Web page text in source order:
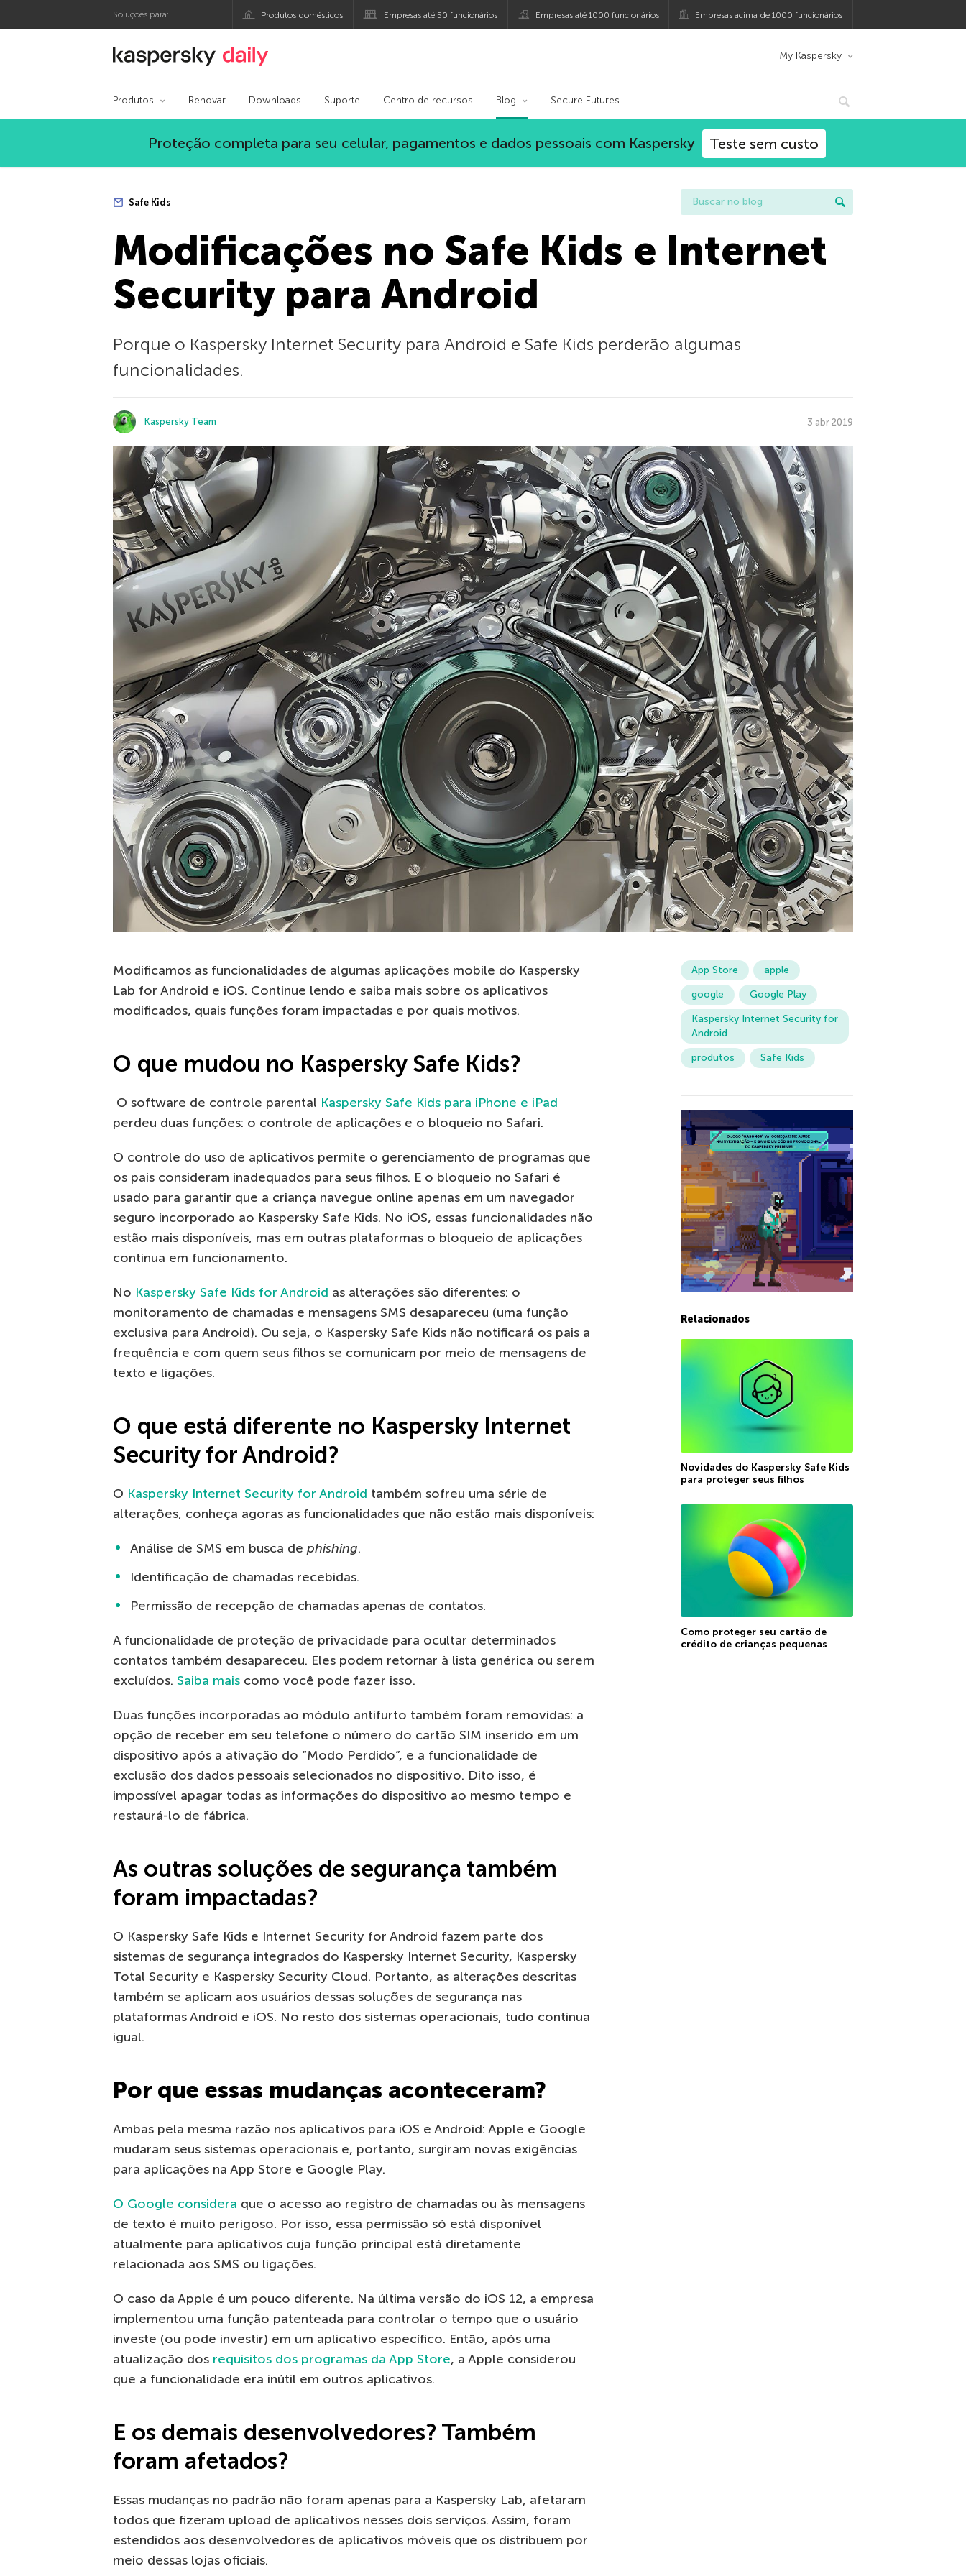
Soluções para: Produtos domésticos Empresas até 50 funcionários Empresas até 1000 funcionários Empresas acima de 1000 funcionários
Blog oficial da Kaspersky My Kaspersky
Produtos Renovar Downloads Suporte Centro de recursos Blog Secure Futures
Proteção completa para seu celular, pagamentos e dados pessoais com Kaspersky Teste sem custo
Safe Kids
Modificações no Safe Kids e Internet
Security para Android
Porque o Kaspersky Internet Security para Android e Safe Kids perderão algumas
funcionalidades.
Kaspersky Team 3 abr 2019
Modificamos as funcionalidades de algumas aplicações mobile do Kaspersky
Lab for Android e iOS. Continue lendo e saiba mais sobre os aplicativos
modificados, quais funções foram impactadas e por quais motivos.
O que mudou no Kaspersky Safe Kids?
O software de controle parental Kaspersky Safe Kids para iPhone e iPad
perdeu duas funções: o controle de aplicações e o bloqueio no Safari.
O controle do uso de aplicativos permite o gerenciamento de programas que
os pais consideram inadequados para seus filhos. E o bloqueio no Safari é
usado para garantir que a criança navegue online apenas em um navegador
seguro incorporado ao Kaspersky Safe Kids. No iOS, essas funcionalidades não
estão mais disponíveis, mas em outras plataformas o bloqueio de aplicações
continua em funcionamento.
No Kaspersky Safe Kids for Android as alterações são diferentes: o
monitoramento de chamadas e mensagens SMS desapareceu (uma função
exclusiva para Android). Ou seja, o Kaspersky Safe Kids não notificará os pais a
frequência e com quem seus filhos se comunicam por meio de mensagens de
texto e ligações.
O que está diferente no Kaspersky Internet
Security for Android?
O Kaspersky Internet Security for Android também sofreu uma série de
alterações, conheça agoras as funcionalidades que não estão mais disponíveis:
Análise de SMS em busca de phishing.
Identificação de chamadas recebidas.
Permissão de recepção de chamadas apenas de contatos.
A funcionalidade de proteção de privacidade para ocultar determinados
contatos também desapareceu. Eles podem retornar à lista genérica ou serem
excluídos. Saiba mais como você pode fazer isso.
Duas funções incorporadas ao módulo antifurto também foram removidas: a
opção de receber em seu telefone o número do cartão SIM inserido em um
dispositivo após a ativação do “Modo Perdido”, e a funcionalidade de
exclusão dos dados pessoais selecionados no dispositivo. Dito isso, é
impossível apagar todas as informações do dispositivo ao mesmo tempo e
restaurá-lo de fábrica.
As outras soluções de segurança também
foram impactadas?
O Kaspersky Safe Kids e Internet Security for Android fazem parte dos
sistemas de segurança integrados do Kaspersky Internet Security, Kaspersky
Total Security e Kaspersky Security Cloud. Portanto, as alterações descritas
também se aplicam aos usuários dessas soluções de segurança nas
plataformas Android e iOS. No resto dos sistemas operacionais, tudo continua
igual.
Por que essas mudanças aconteceram?
Ambas pela mesma razão nos aplicativos para iOS e Android: Apple e Google
mudaram seus sistemas operacionais e, portanto, surgiram novas exigências
para aplicações na App Store e Google Play.
O Google considera que o acesso ao registro de chamadas ou às mensagens
de texto é muito perigoso. Por isso, essa permissão só está disponível
atualmente para aplicativos cuja função principal está diretamente
relacionada aos SMS ou ligações.
O caso da Apple é um pouco diferente. Na última versão do iOS 12, a empresa
implementou uma função patenteada para controlar o tempo que o usuário
investe (ou pode investir) em um aplicativo específico. Então, após uma
atualização dos requisitos dos programas da App Store, a Apple considerou
que a funcionalidade era inútil em outros aplicativos.
E os demais desenvolvedores? Também
foram afetados?
Essas mudanças no padrão não foram apenas para a Kaspersky Lab, afetaram
todos que fizeram upload de aplicativos nesses dois serviços. Assim, foram
estendidos aos desenvolvedores de aplicativos móveis que os distribuem por
meio dessas lojas oficiais.
App Store
apple
google
Google Play
Kaspersky Internet Security for
Android
produtos
Safe Kids
Relacionados
Novidades do Kaspersky Safe Kids
para proteger seus filhos
Como proteger seu cartão de
crédito de crianças pequenas